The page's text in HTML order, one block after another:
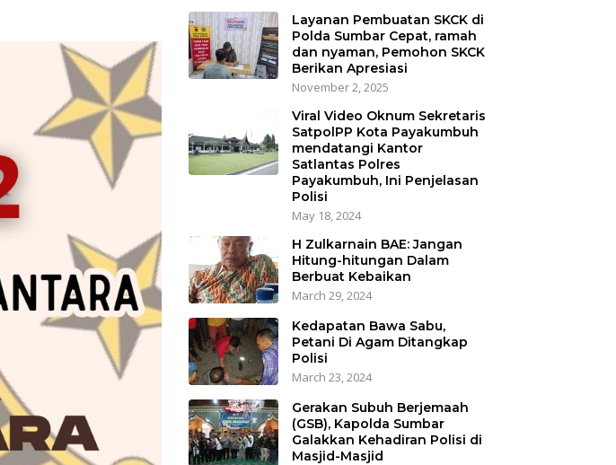
Layanan Pembuatan SKCK di
Polda Sumbar Cepat, ramah
dan nyaman, Pemohon SKCK
Berikan Apresiasi
November 2, 2025
Viral Video Oknum Sekretaris
SatpolPP Kota Payakumbuh
mendatangi Kantor
Satlantas Polres
Payakumbuh, Ini Penjelasan
Polisi
May 18, 2024
H Zulkarnain BAE: Jangan
Hitung-hitungan Dalam
Berbuat Kebaikan
March 29, 2024
Kedapatan Bawa Sabu,
Petani Di Agam Ditangkap
Polisi
March 23, 2024
Gerakan Subuh Berjemaah
(GSB), Kapolda Sumbar
Galakkan Kehadiran Polisi di
Masjid-Masjid